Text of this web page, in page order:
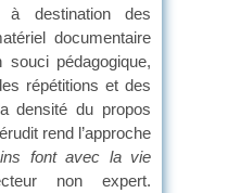
à destination des
documentaire
pédagogique,
répétitions et des
densité du propos
rend l’approche
font avec la vie
non expert.